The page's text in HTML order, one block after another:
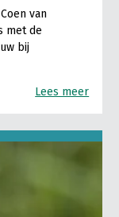
van
met de
bij
Lees meer